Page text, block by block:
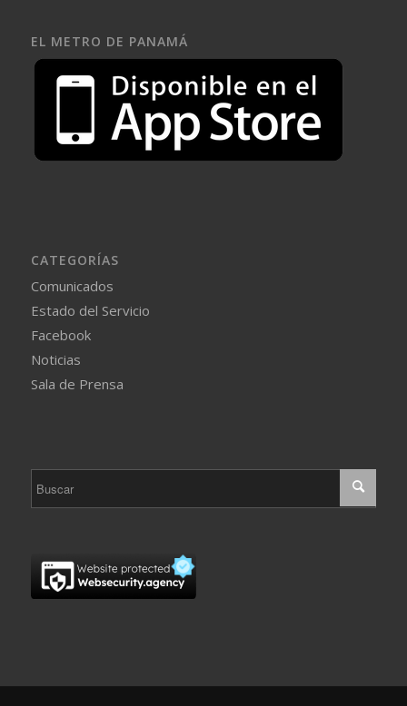
EL METRO DE PANAMÁ
CATEGORÍAS
Comunicados
Estado del Servicio
Facebook
Noticias
Sala de Prensa